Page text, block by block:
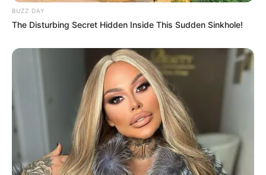
(foto: instagram/marshatimothy)
4. Dengan balutan dress selutut, Marsha nampak cantik
BUZZ DAY
The Disturbing Secret Hidden Inside This Sudden Sinkhole!